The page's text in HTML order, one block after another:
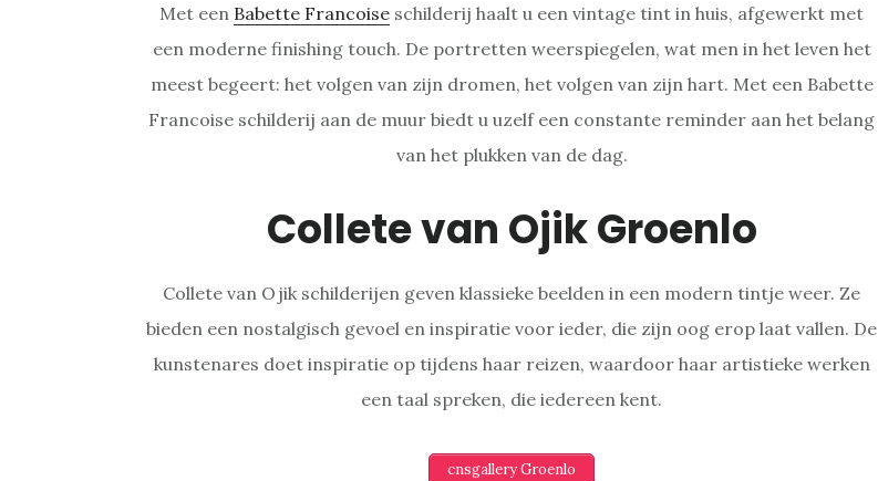
Met een Babette Francoise schilderij haalt u een vintage tint in huis, afgewerkt met
een moderne finishing touch. De portretten weerspiegelen, wat men in het leven het
meest begeert: het volgen van zijn dromen, het volgen van zijn hart. Met een Babette
Francoise schilderij aan de muur biedt u uzelf een constante reminder aan het belang
van het plukken van de dag.
Collete van Ojik Groenlo
Collete van Ojik schilderijen geven klassieke beelden in een modern tintje weer. Ze
bieden een nostalgisch gevoel en inspiratie voor ieder, die zijn oog erop laat vallen. De
kunstenares doet inspiratie op tijdens haar reizen, waardoor haar artistieke werken
een taal spreken, die iedereen kent.
cnsgallery Groenlo